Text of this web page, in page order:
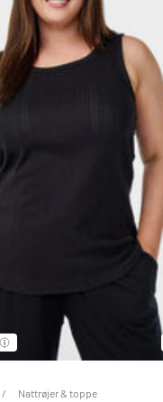
Nattrøjer & toppe